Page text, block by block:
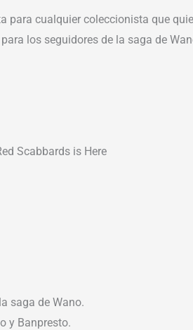
para cualquier coleccionista que
los seguidores de la saga de
Scabbards is Here
saga de Wano.
y Banpresto.